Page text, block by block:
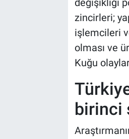
değişikliği
zincirleri;
işlemcileri
olması ve
Kuğu
birinci